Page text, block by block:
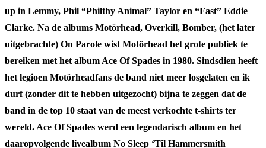
up in Lemmy, Phil “Philthy Animal” Taylor en “Fast” Eddie
Clarke. Na de albums Motörhead, Overkill, Bomber, (het later
uitgebrachte) On Parole wist Motörhead het grote publiek te
bereiken met het album Ace Of Spades in 1980. Sindsdien heeft
het legioen Motörheadfans de band niet meer losgelaten en ik
durf (zonder dit te hebben uitgezocht) bijna te zeggen dat de
band in de top 10 staat van de meest verkochte t-shirts ter
wereld. Ace Of Spades werd een legendarisch album en het
daaropvolgende livealbum No Sleep ‘Til Hammersmith